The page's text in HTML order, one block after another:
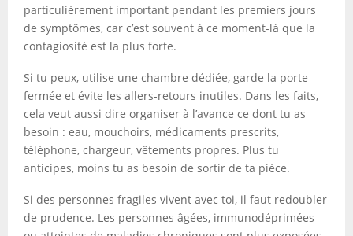
particulièrement important pendant les premiers jours
de symptômes, car c’est souvent à ce moment-là que la
contagiosité est la plus forte.
Si tu peux, utilise une chambre dédiée, garde la porte
fermée et évite les allers-retours inutiles. Dans les faits,
cela veut aussi dire organiser à l’avance ce dont tu as
besoin : eau, mouchoirs, médicaments prescrits,
téléphone, chargeur, vêtements propres. Plus tu
anticipes, moins tu as besoin de sortir de ta pièce.
Si des personnes fragiles vivent avec toi, il faut redoubler
de prudence. Les personnes âgées, immunodéprimées